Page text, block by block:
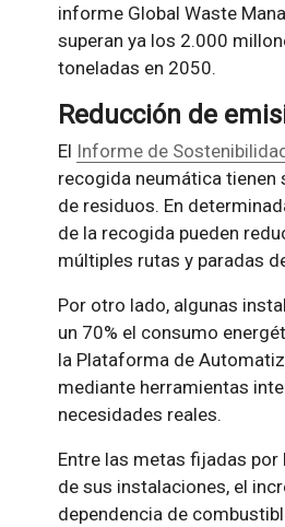
informe Global Waste
superan ya los 2.000
toneladas en 2050.
Reducción de
El Informe de
recogida neumática
de residuos. En
de la recogida pueden
múltiples rutas y paradas
Por otro lado, algunas
un 70% el consumo
la Plataforma de
mediante herramientas
necesidades reales.
Entre las metas fijadas
de sus instalaciones, el
dependencia de